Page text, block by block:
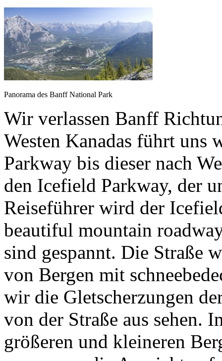
Panorama des Banff National Park
Wir verlassen Banff
Westen Kanadas führt uns
Parkway bis dieser nach
den Icefield Parkway, der
Reiseführer wird der
beautiful mountain
sind gespannt. Die Straße
von Bergen mit
wir die Gletscherzungen
von der Straße aus sehen.
größeren und kleineren